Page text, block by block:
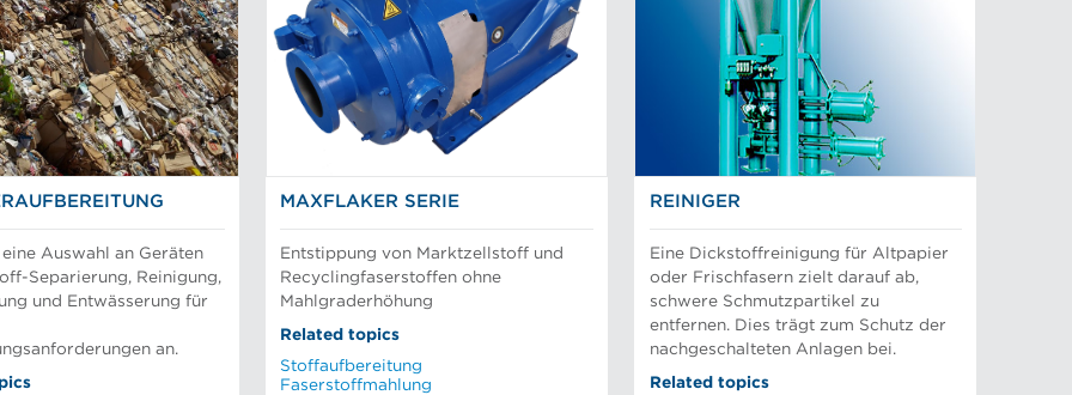
Auswahl an Geräten
Separierung, Reinigung,
und Entwässerung für
an.
MAXFLAKER SERIE
Entstippung von Marktzellstoff und
Recyclingfaserstoffen ohne
Mahlgraderhöhung
Related topics
Stoffaufbereitung
Faserstoffmahlung
REINIGER
Eine Dickstoffreinigung für Altpapier
oder Frischfasern zielt darauf ab,
schwere Schmutzpartikel zu
entfernen. Dies trägt zum Schutz der
nachgeschalteten Anlagen bei.
Related topics